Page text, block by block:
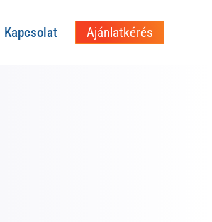
Kapcsolat Ajánlatkérés